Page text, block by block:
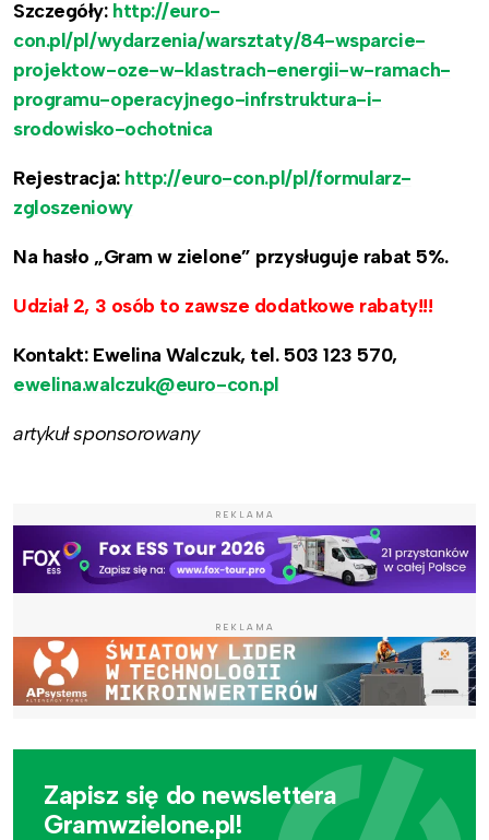
Szczegóły: http://euro-
con.pl/pl/wydarzenia/warsztaty/84-wsparcie-
projektow-oze-w-klastrach-energii-w-ramach-
programu-operacyjnego-infrstruktura-i-
srodowisko-ochotnica
Rejestracja: http://euro-con.pl/pl/formularz-
zgloszeniowy
Na hasło „Gram w zielone” przysługuje rabat 5%.
Udział 2, 3 osób to zawsze dodatkowe rabaty!!!
Kontakt: Ewelina Walczuk, tel. 503 123 570,
ewelina.walczuk@euro-con.pl
artykuł sponsorowany
REKLAMA
REKLAMA
Zapisz się do newslettera
Gramwzielone.pl!